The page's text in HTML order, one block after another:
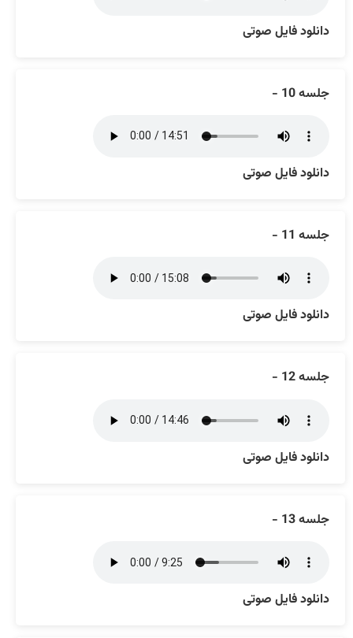
دانلود فایل صوتی
جلسه 10 -
دانلود فایل صوتی
جلسه 11 -
دانلود فایل صوتی
جلسه 12 -
دانلود فایل صوتی
جلسه 13 -
دانلود فایل صوتی